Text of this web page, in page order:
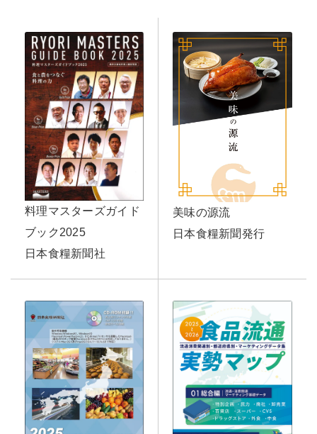
料理マスターズガイド
ブック2025
日本食糧新聞社
美味の源流
日本食糧新聞発行